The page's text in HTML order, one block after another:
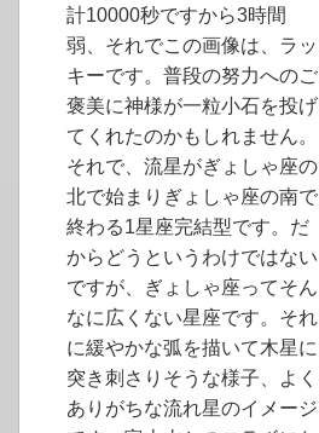
計10000秒ですから3時間
弱、それでこの画像は、ラッ
キーです。普段の努力へのご
褒美に神様が一粒小石を投げ
てくれたのかもしれません。
それで、流星がぎょしゃ座の
北で始まりぎょしゃ座の南で
終わる1星座完結型です。だ
からどうというわけではない
ですが、ぎょしゃ座ってそん
なに広くない星座です。それ
に緩やかな弧を描いて木星に
突き刺さりそうな様子、よく
ありがちな流れ星のイメージ